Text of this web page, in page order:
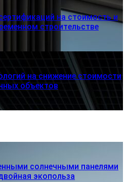
на стоимость и
строительстве
на снижение стоимости
объектов
солнечными панелями
экопольза